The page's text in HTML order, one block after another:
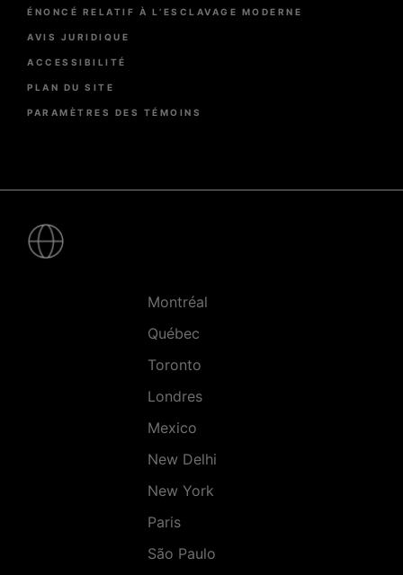
ÉNONCÉ RELATIF À L’ESCLAVAGE MODERNE
AVIS JURIDIQUE
ACCESSIBILITÉ
PLAN DU SITE
PARAMÈTRES DES TÉMOINS
Montréal
Québec
Toronto
Londres
Mexico
New Delhi
New York
Paris
São Paulo